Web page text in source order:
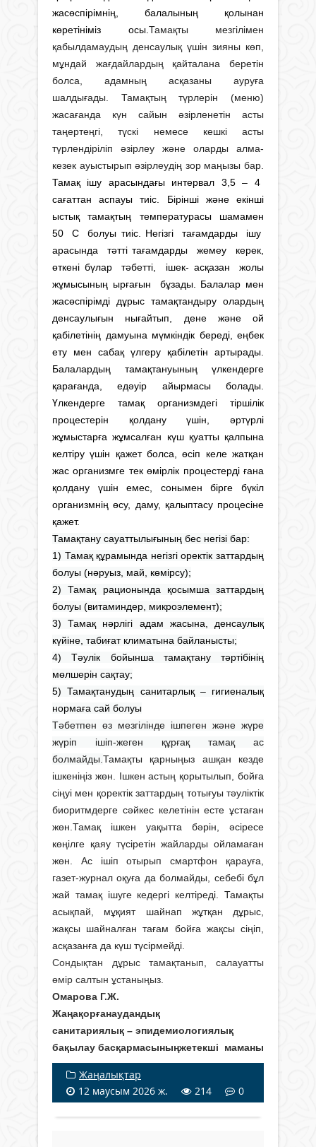
жасөспірімнің, балалының қолынан
көретініміз осы. Тамақты мезгілімен
қабылдамаудың денсаулық үшін зияны көп,
мұндай жағдайлардың қайталана беретін
болса, адамның асқазаны ауруға
шалдығады. Тамақтың түрлерін (меню)
жасағанда күн сайын әзірленетін асты
таңертеңгі, түскі немесе кешкі асты
түрлендіріліп әзірлеу және оларды алма-
кезек ауыстырып әзірлеудің зор маңызы бар.
Тамақ ішу арасындағы интервал 3,5 – 4
сағаттан аспауы тиіс. Бірінші және екінші
ыстық тамақтың температурасы шамамен
50 С болуы тиіс. Негізгі тағамдарды ішу
арасында тәтті тағамдарды жемеу керек,
өткені бүлар тәбетті, ішек- асқазан жолы
жұмысының ырғағын бұзады. Балалар мен
жасөспірімді дұрыс тамақтандыру олардың
денсаулығын нығайтып, дене және ой
қабілетінің дамуына мүмкіндік береді, еңбек
ету мен сабақ үлгеру қабілетін артырады.
Балалардың тамақтануының үлкендерге
қарағанда, едәуір айырмасы болады.
Үлкендерге тамақ организмдегі тіршілік
процестерін қолдану үшін, әртүрлі
жұмыстарға жұмсалған күш қуатты қалпына
келтіру үшін қажет болса, өсіп келе жатқан
жас организмге тек өмірлік процестерді ғана
қолдану үшін емес, сонымен бірге бүкіл
организмнің өсу, даму, қалыптасу процесіне
қажет.
Тамақтану сауаттылығының бес негізі бар:
1) Тамақ құрамында негізгі оректік заттардың
болуы (нәруыз, май, көмірсу);
2) Тамақ рационында қосымша заттардың
болуы (витаминдер, микроэлемент);
3) Тамақ нәрлігі адам жасына, денсаулық
күйіне, табиғат климатына байланысты;
4) Тәулік бойынша тамақтану тәртібінің
мөлшерін сақтау;
5) Тамақтанудың санитарлық – гигиеналық
нормаға сай болуы
Тәбетпен өз мезгілінде ішпеген және жүре
жүріп ішіп-жеген құрғақ тамақ ас
болмайды. Тамақты қарныңыз ашқан кезде
ішкеніңіз жөн. Ішкен астың қорытылып, бойға
сіңуі мен қоректік заттардың тотығуы тәуліктік
биоритмдерге сәйкес келетінін есте ұстаған
жөн. Тамақ ішкен уақытта бәрін, әсіресе
көңілге қаяу түсіретін жайларды ойламаған
жөн. Ас ішіп отырып смартфон қарауға,
газет-журнал оқуға да болмайды, себебі бұл
жай тамақ ішуге кедергі келтіреді. Тамақты
асықпай, мұқият шайнап жұтқан дұрыс,
жақсы шайналған тағам бойға жақсы сіңіп,
асқазанға да күш түсірмейді.
Сондықтан дұрыс тамақтанып, салауатты
өмір салтын ұстаныңыз.
Омарова Г.Ж.
Жаңақорғанаудандық
санитариялық – эпидемиологиялық
бақылау басқармасыныңжетекші маманы
Жаңалықтар
12 маусым 2026 ж.
214 0